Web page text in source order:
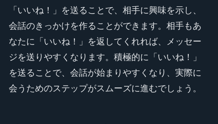
「いいね！」を送ることで、相手に興味を示し、
会話のきっかけを作ることができます。相手もあ
なたに「いいね！」を返してくれれば、メッセー
ジを送りやすくなります。積極的に「いいね！」
を送ることで、会話が始まりやすくなり、実際に
会うためのステップがスムーズに進むでしょう。